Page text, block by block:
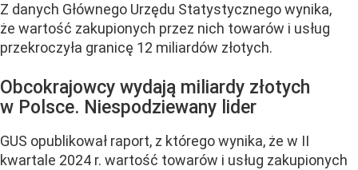
Z danych Głównego Urzędu Statystycznego wynika,
że wartość zakupionych przez nich towarów i usług
przekroczyła granicę 12 miliardów złotych.
Obcokrajowcy wydają miliardy złotych
w Polsce. Niespodziewany lider
GUS opublikował raport, z którego wynika, że w II
kwartale 2024 r. wartość towarów i usług zakupionych